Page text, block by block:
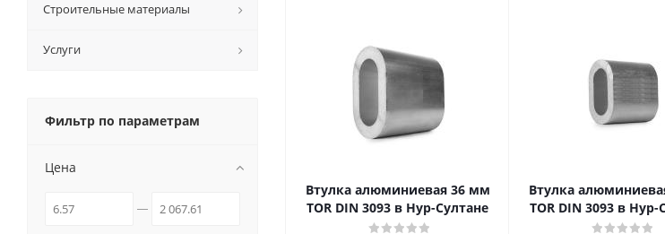
Втулка алюминиевая 36 мм
TOR DIN 3093 в Нур-Султане
Втулка
TOR DIN 3093 в Нур-
Строительные материалы
Услуги
Фильтр по параметрам
Цена